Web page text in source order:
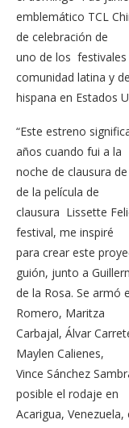
emblemático TCL
de celebración de
uno de los
comunidad latina y
hispana en Estados
“Este estreno
años cuando fui a la
noche de clausura
de la película de
clausura Lissette
festival, me inspiré
para crear este
guión, junto a
de la Rosa. Se armó
Romero, Maritza
Carbajal, Álvar
Maylen Calienes,
Vince Sánchez
posible el rodaje en
Acarigua,